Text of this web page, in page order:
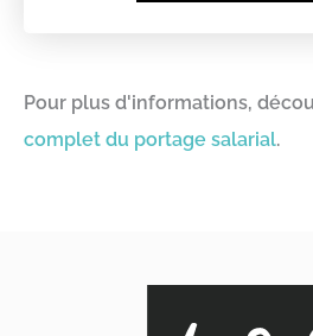
Pour plus d'informations,
complet du portage salarial.